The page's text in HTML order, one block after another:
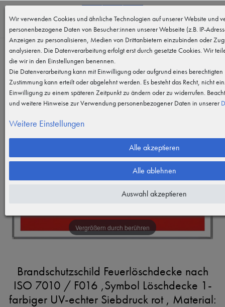
MENÜ 0
Vergrößern durch berühren
Brandschutzschild Feuerlöschdecke nach
ISO 7010 / F016 ,Symbol Löschdecke 1-
farbiger UV-echter Siebdruck rot , Material:
Wir verwenden Cookies und ähnliche Technologien auf unserer Website und
personenbezogene Daten von Besucher:innen unserer Webseite (z.B. IP-
Anzeigen zu personalisieren, Medien von Drittanbietern einzubinden oder
analysieren. Die Datenverarbeitung erfolgt erst durch gesetzte Cookies. Wir
die wir in den Einstellungen benennen.
Die Datenverarbeitung kann mit Einwilligung oder aufgrund eines berechtigten
Zustimmung kann erteilt oder abgelehnt werden. Es besteht das Recht, nicht
Einwilligung zu einem späteren Zeitpunkt zu ändern oder zu widerrufen.
und weitere Hinweise zur Verwendung personenbezogener Daten in unserer
Weitere Einstellungen
Alle akzeptieren
Alle ablehnen
Auswahl akzeptieren